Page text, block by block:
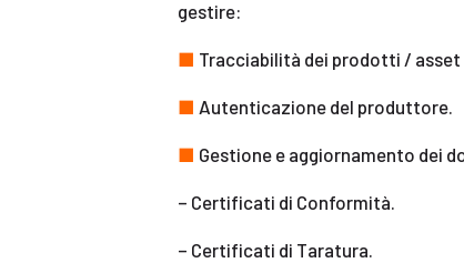
gestire:
■ Tracciabilità dei prodotti / asset
■ Autenticazione del produttore.
■ Gestione e aggiornamento dei
– Certificati di Conformità.
– Certificati di Taratura.